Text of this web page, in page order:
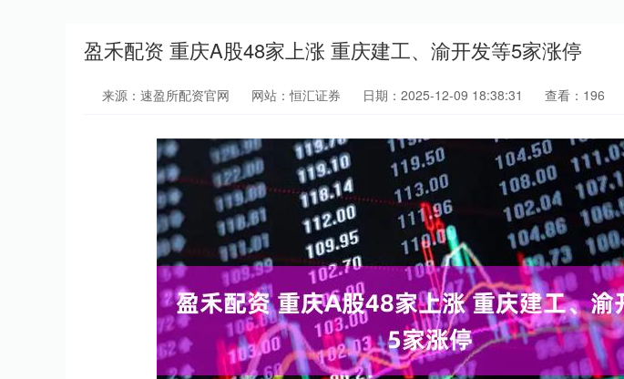
盈禾配资 重庆A股48家上涨 重庆建工、渝开发等5家涨停
来源：速盈所配资官网 网站：恒汇证券 日期：2025-12-09 18:38:31 查看：196